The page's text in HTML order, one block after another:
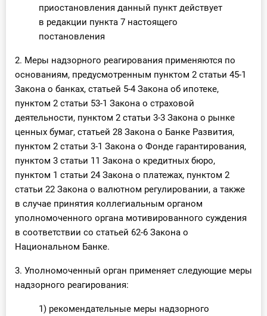
приостановления данный пункт действует
в редакции пункта 7 настоящего
постановления
2. Меры надзорного реагирования применяются по
основаниям, предусмотренным пунктом 2 статьи 45-1
Закона о банках, статьей 5-4 Закона об ипотеке,
пунктом 2 статьи 53-1 Закона о страховой
деятельности, пунктом 2 статьи 3-3 Закона о рынке
ценных бумаг, статьей 28 Закона о Банке Развития,
пунктом 2 статьи 3-1 Закона о Фонде гарантирования,
пунктом 3 статьи 11 Закона о кредитных бюро,
пунктом 1 статьи 24 Закона о платежах, пунктом 2
статьи 22 Закона о валютном регулировании, а также
в случае принятия коллегиальным органом
уполномоченного органа мотивированного суждения
в соответствии со статьей 62-6 Закона о
Национальном Банке.
3. Уполномоченный орган применяет следующие меры
надзорного реагирования:
1) рекомендательные меры надзорного